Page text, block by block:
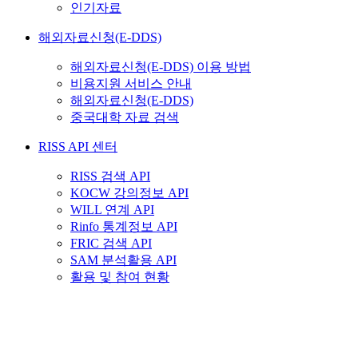
인기자료
해외자료신청(E-DDS)
해외자료신청(E-DDS) 이용 방법
비용지원 서비스 안내
해외자료신청(E-DDS)
중국대학 자료 검색
RISS API 센터
RISS 검색 API
KOCW 강의정보 API
WILL 연계 API
Rinfo 통계정보 API
FRIC 검색 API
SAM 분석활용 API
활용 및 참여 현황